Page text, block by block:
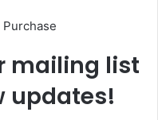
mailing list
updates!